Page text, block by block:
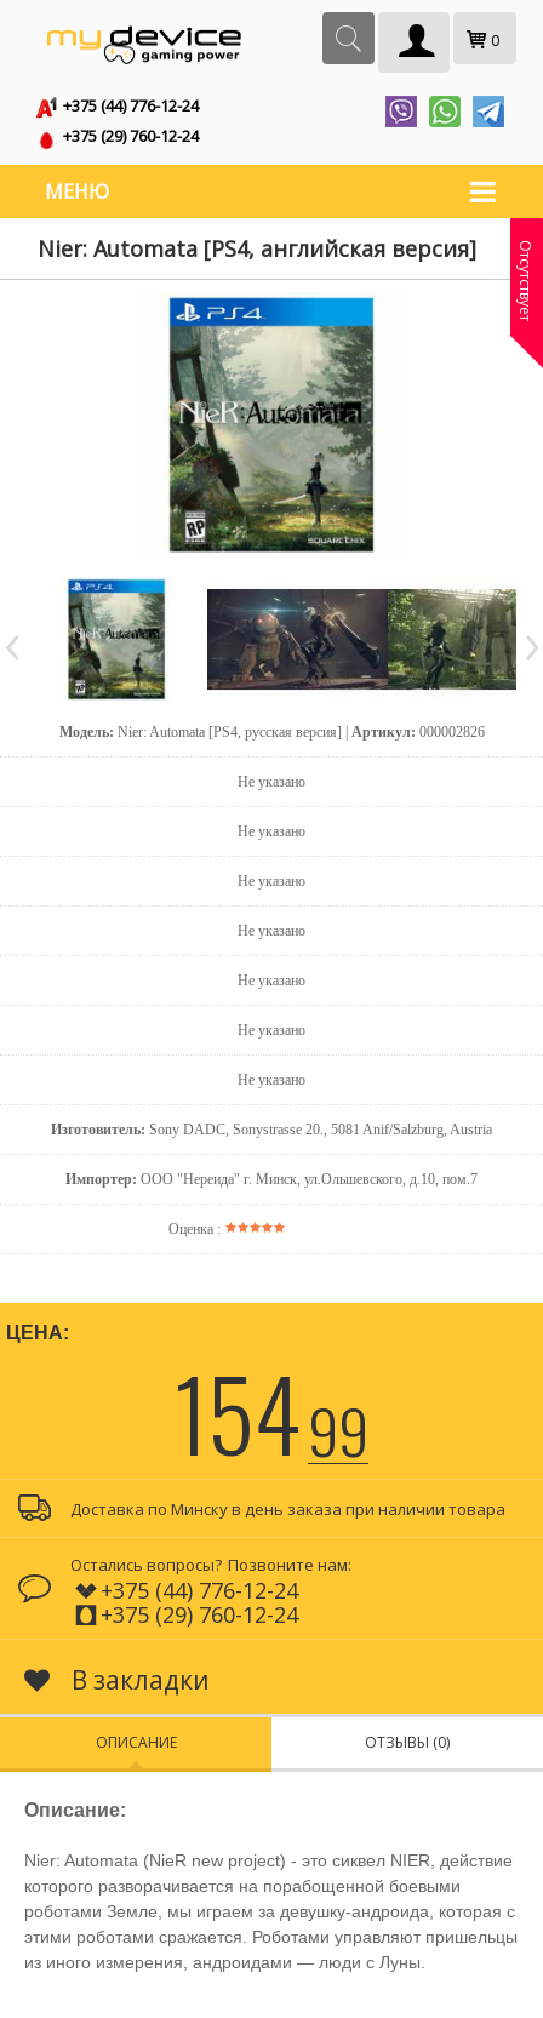
0
+375 (44) 776-12-24
+375 (29) 760-12-24
МЕНЮ
Nier: Automata [PS4, английская версия]
Модель: Nier: Automata [PS4, русская версия] | Артикул: 000002826
Не указано
Не указано
Не указано
Не указано
Не указано
Не указано
Не указано
Изготовитель: Sony DADC, Sonystrasse 20., 5081 Anif/Salzburg, Austria
Импортер: ООО "Нереида" г. Минск, ул.Ольшевского, д.10, пом.7
Оценка :
Отсутствует
ЦЕНА:
15499
Доставка по Минску в день заказа при наличии товара
Остались вопросы? Позвоните нам:
+375 (44) 776-12-24
+375 (29) 760-12-24
В закладки
ОПИСАНИЕ ОТЗЫВЫ (0)
Описание:
Nier: Automata (NieR new project) - это сиквел NIER, действие
которого разворачивается на порабощенной боевыми
роботами Земле, мы играем за девушку-андроида, которая с
этими роботами сражается. Роботами управляют пришельцы
из иного измерения, андроидами — люди с Луны.